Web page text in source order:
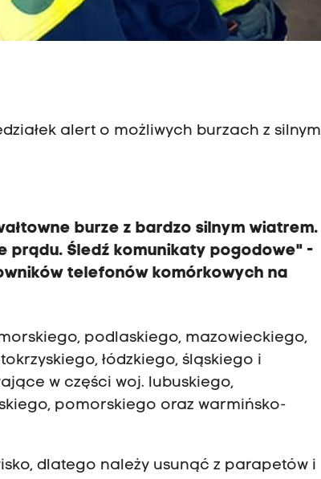
alert o możliwych burzach z silnym
burze z bardzo silnym wiatrem.
prądu. Śledź komunikaty pogodowe" -
telefonów komórkowych na
podlaskiego, mazowieckiego,
łódzkiego, śląskiego i
w części woj. lubuskiego,
pomorskiego oraz warmińsko-
dlatego należy usunąć z parapetów i